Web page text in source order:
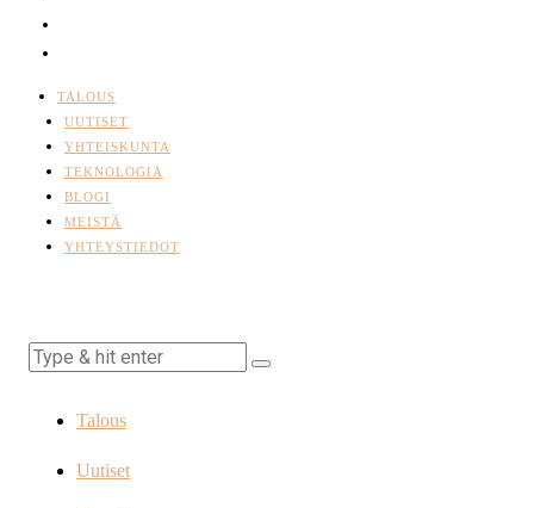
TALOUS
UUTISET
YHTEISKUNTA
TEKNOLOGIA
BLOGI
MEISTÄ
YHTEYSTIEDOT
Talous
Uutiset